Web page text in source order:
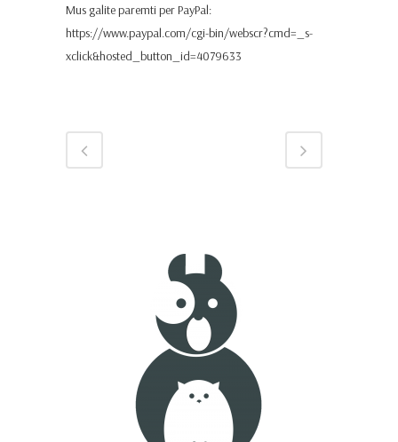
Mus galite paremti per PayPal:
https://www.paypal.com/cgi-bin/webscr?cmd=_s-
xclick&hosted_button_id=4079633